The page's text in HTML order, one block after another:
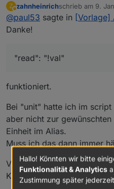
oder
Z
Abwesend
zahnheinrichschrieb am 9.
zuletzt editiert
@paul53 sagte in [Vorlage]
Danke!
"read": "!val"
funktioniert.
Bei "unit" hatte ich im
aber nicht zur
Einheit im Alias.
Muss ich das dann immer
Vielen Dank für deine
Konbinationen ohne Erfolg
Hallo! Könnten wir bitte
Funktionalität & Analytics
Zustimmung später